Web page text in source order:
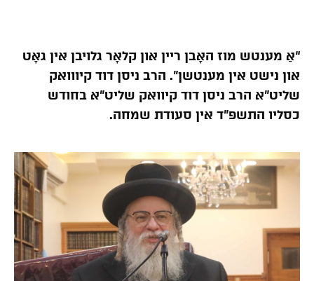
“אַ מענטש מוז האָבן ריין און קלאָר גלויבן אין גאָט
און נישט אין מענטשן”. הרב ניסן דוד קיווואק
שליט”א הרב ניסן דוד קיוואק שליט”א בחודש
כסליו התשפ”ד אין סעודת שמחה.